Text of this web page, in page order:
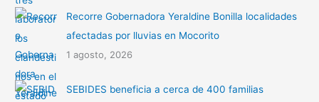
Recorre Gobernadora Yeraldine Bonilla localidades
afectadas por lluvias en Mocorito
1 agosto, 2026
SEBIDES beneficia a cerca de 400 familias